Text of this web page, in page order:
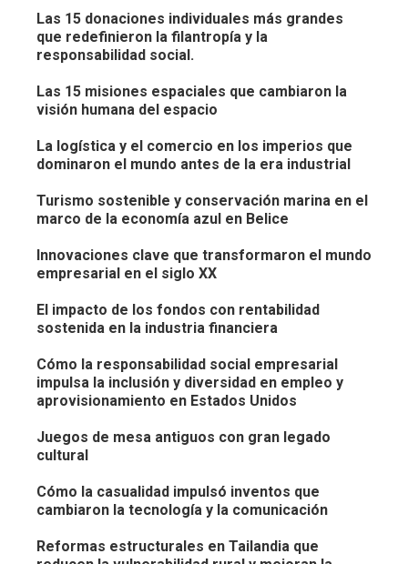
Las 15 donaciones individuales más grandes
que redefinieron la filantropía y la
responsabilidad social.
Las 15 misiones espaciales que cambiaron la
visión humana del espacio
La logística y el comercio en los imperios que
dominaron el mundo antes de la era industrial
Turismo sostenible y conservación marina en el
marco de la economía azul en Belice
Innovaciones clave que transformaron el mundo
empresarial en el siglo XX
El impacto de los fondos con rentabilidad
sostenida en la industria financiera
Cómo la responsabilidad social empresarial
impulsa la inclusión y diversidad en empleo y
aprovisionamiento en Estados Unidos
Juegos de mesa antiguos con gran legado
cultural
Cómo la casualidad impulsó inventos que
cambiaron la tecnología y la comunicación
Reformas estructurales en Tailandia que